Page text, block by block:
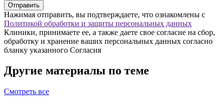
Отправить
Нажимая отправить, вы подтверждаете, что ознакомлены с
Политикой обработки и защиты персональных данных
Клиники, принимаете ее, а также даете свое согласие на сбор,
обработку и хранение ваших персональных данных согласно
бланку указанного Согласия
Другие материалы по теме
Смотреть все